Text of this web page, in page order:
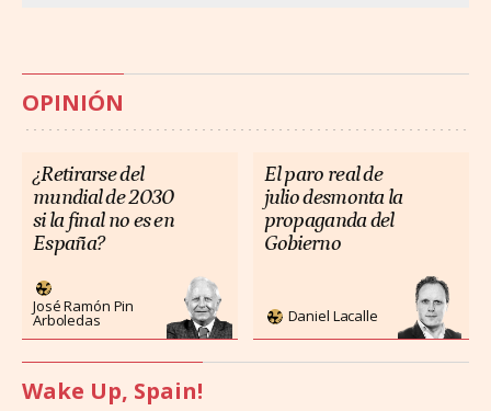
OPINIÓN
¿Retirarse del
mundial de 2030
si la final no es en
España?
José Ramón Pin
Arboledas
El paro real de
julio desmonta la
propaganda del
Gobierno
Daniel Lacalle
Wake Up, Spain!